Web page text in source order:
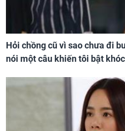
Hỏi chồng cũ vì sao chưa đi
nói một câu khiến tôi bật khóc